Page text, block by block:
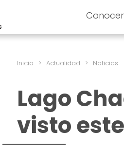
Inicio > Actualidad > Noticias
Lago
visto